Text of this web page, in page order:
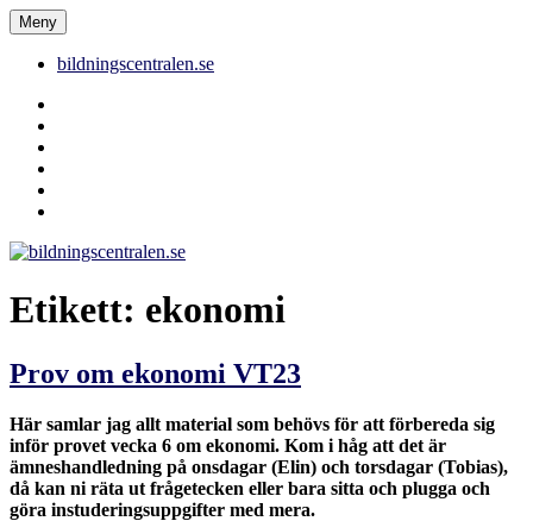
Hoppa
till
innehåll
bildningscentralen.se
Meny
bildningscentralen.se
Etikett: ekonomi
Prov om ekonomi VT23
Här samlar jag allt material som behövs för att förbereda sig
inför provet vecka 6 om ekonomi. Kom i håg att det är
ämneshandledning på onsdagar (Elin) och torsdagar (Tobias),
då kan ni räta ut frågetecken eller bara sitta och plugga och
göra instuderingsuppgifter med mera.